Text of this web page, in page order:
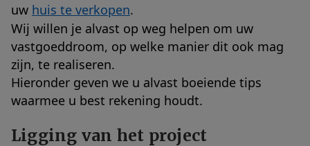
uw huis te verkopen.
Wij willen je alvast op weg helpen om uw
vastgoeddroom, op welke manier dit ook mag
zijn, te realiseren.
Hieronder geven we u alvast boeiende tips
waarmee u best rekening houdt.
Ligging van het project